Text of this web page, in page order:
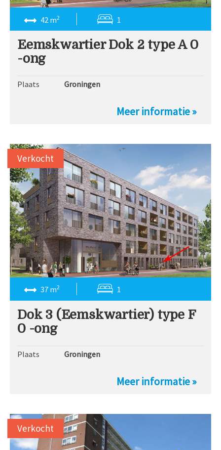
42 m2 1
Eemskwartier Dok 2 type A 0
-ong
Plaats Groningen
Meer informatie »
37 m2 1
Dok 3 (Eemskwartier) type F
0 -ong
Plaats Groningen
Meer informatie »
Verkocht
Verkocht